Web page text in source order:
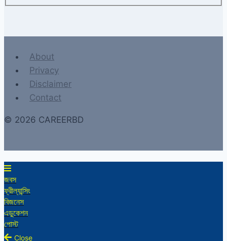
About
Privacy
Disclaimer
Contact
© 2026 CAREERBD
জবস
ফ্রীল্যান্সিং
বিজনেস
এডুকেশন
পোস্ট
Close